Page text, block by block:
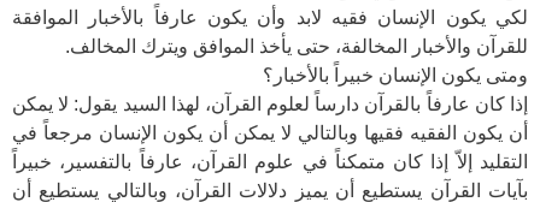
لكي يكون الإنسان فقيه لابد وأن يكون عارفاً بالأخبار الموافقة
للقرآن والأخبار المخالفة، حتى يأخذ الموافق ويترك المخالف.
ومتى يكون الإنسان خبيراً بالأخبار؟
إذا كان عارفاً بالقرآن دارساً لعلوم القرآن، لهذا السيد يقول: لا يمكن
أن يكون الفقيه فقيها وبالتالي لا يمكن أن يكون الإنسان مرجعاً في
التقليد إلاّ إذا كان متمكناً في علوم القرآن، عارفاً بالتفسير، خبيراً
بآيات القرآن يستطيع أن يميز دلالات القرآن، وبالتالي يستطيع أن